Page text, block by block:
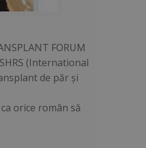
FORUM
(International
de păr şi
orice român să